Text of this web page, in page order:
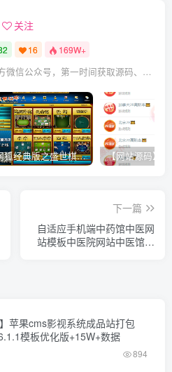
关注
16 169W+
扫一扫关注官方微信公众号，第一时间获取源码、网赚项目资源教程，自媒体等知识干货，让互联网创业赚钱更简单。
网狐经典版之盛世棋牌完整游戏源码（包含文档、架设教程、网站、源代码等）
下一篇
自适应手机端中药馆中医网
站模板中医院网站中医馆介
】苹果cms影视系统成品站打包
模板优化版+15W+数据
894